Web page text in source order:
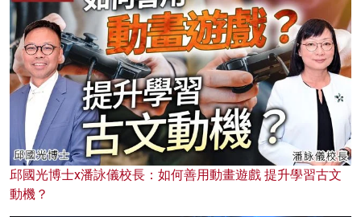
邱國光博士x潘詠儀校長：如何善用動畫遊戲 提升學習古文
動機？